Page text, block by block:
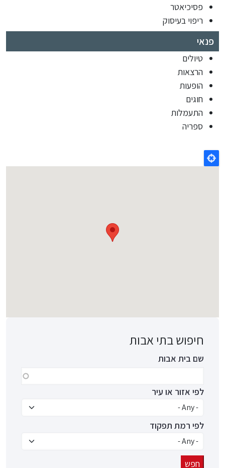
פסיכיאטר
ריפוי בעיסוק
פנאי
טיולים
הרצאות
הופעות
חוגים
התעמלות
ספריה
חיפוש בתי אבות
שם בית אבות
לפי אזור או עיר
לפי רמת תפקוד